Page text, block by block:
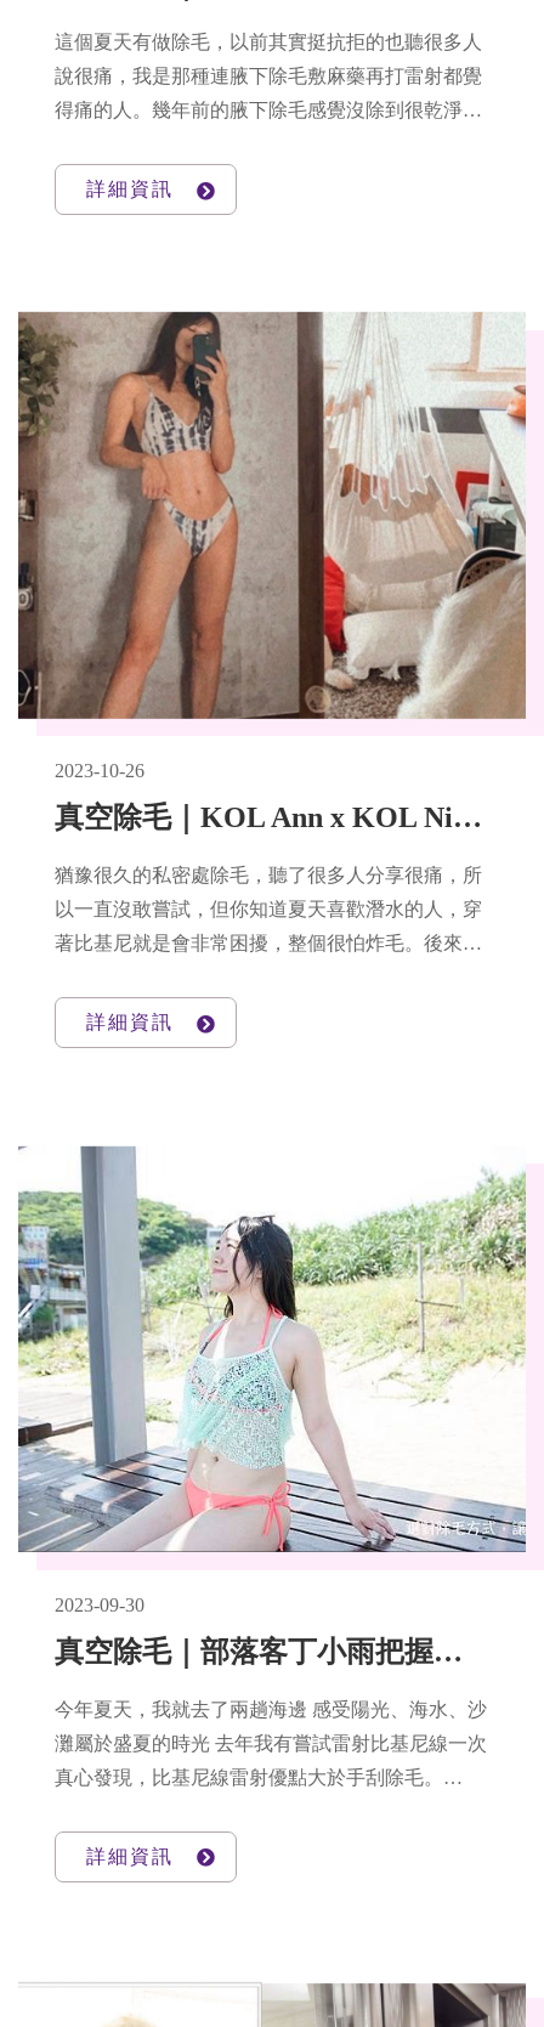
​這個夏天有做除毛，以前其實挺抗拒的也聽很多人
說很痛，我是那種連腋下除毛敷麻藥再打雷射都覺
得痛的人。幾年前的腋下除毛感覺沒除到很乾淨，
到變鬥雞眼，怕痛的人真的很推你們去，因為當初
其實我也是跟姐妹討論很久，結果她在網路上找到
詳細資訊
2023-10-26
真空除毛｜KOL Ann x KOL Nicole讓私密處舒服自在的小秘訣
猶豫很久的私密處除毛，聽了很多人分享很痛，所
以一直沒敢嘗試，但你知道夏天喜歡潛水的人，穿
著比基尼就是會非常困擾，整個很怕炸毛。後來被
所以咬著牙，放手一搏了！結果是非常滿意
詳細資訊
2023-09-30
真空除毛｜部落客丁小雨把握冬季除毛時機♡小腿/比基尼線選對方法更輕鬆
今年夏天，我就去了兩趟海邊 感受陽光、海水、沙
灘屬於盛夏的時光 去年我有嘗試雷射比基尼線一次
真心發現，比基尼線雷射優點大於手刮除毛。
毛 施打的疼痛程度的感覺低於很多除毛機種 讓我
比基尼線的療程就選擇真空除毛了，更信心才選定
詳細資訊